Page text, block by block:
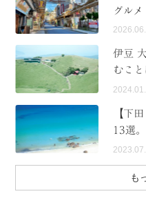
グル
伊豆
むこと
【下
13選
も